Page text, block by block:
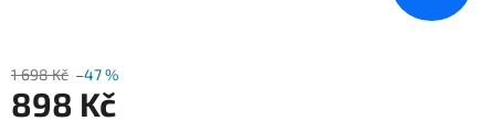
1 698 Kč –47 %
898 Kč